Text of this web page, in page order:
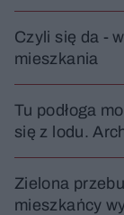
Czyli się da -
mieszkania
Tu podłoga
się z lodu.
Zielona
mieszkańcy